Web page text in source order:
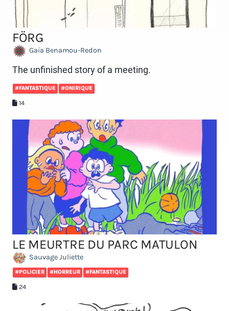
FÖRG
Gaia Benamou-Redon
The unfinished story of a meeting.
#FANTASTIQUE #ONIRIQUE
14
LE MEURTRE DU PARC MATULON
Sauvage Juliette
#POLICIER #HORREUR #FANTASTIQUE
24